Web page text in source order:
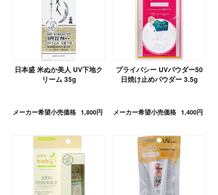
日本盛 米ぬか美人 UV下地ク
リーム 35g
メーカー希望小売価格 1,800円
プライバシー UVパウダー50
日焼け止めパウダー 3.5g
メーカー希望小売価格 1,400円